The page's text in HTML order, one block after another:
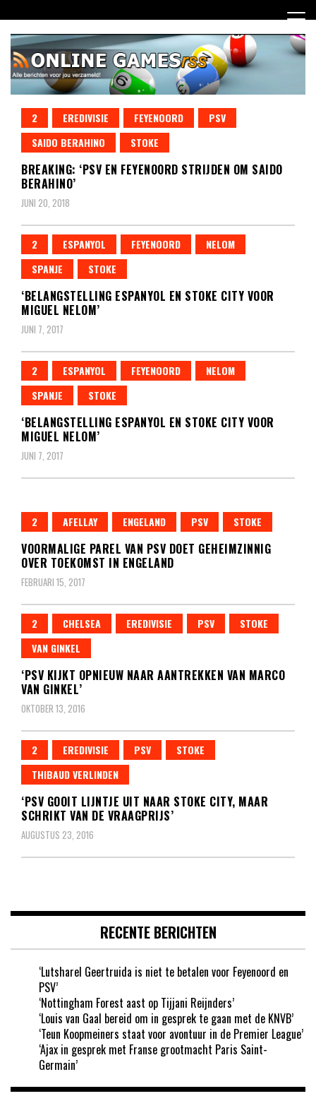
naar
inhoud
Online Games RSS
Dagelijks het laatste online games nieuws voor jou
verzameld
2 EREDIVISIE FEYENOORD
PSV
SAIDO BERAHINO
STOKE
BREAKING: ‘PSV EN FEYENOORD STRIJDEN OM SAIDO
BERAHINO’
JUNI 20, 2018
2 ESPANYOL FEYENOORD
NELOM
SPANJE
STOKE
‘BELANGSTELLING ESPANYOL EN STOKE CITY VOOR
MIGUEL NELOM’
JUNI 7, 2017
2 ESPANYOL FEYENOORD
NELOM
SPANJE
STOKE
‘BELANGSTELLING ESPANYOL EN STOKE CITY VOOR
MIGUEL NELOM’
JUNI 7, 2017
2 AFELLAY ENGELAND PSV STOKE
VOORMALIGE PAREL VAN PSV DOET GEHEIMZINNIG
OVER TOEKOMST IN ENGELAND
FEBRUARI 15, 2017
2 CHELSEA EREDIVISIE PSV
STOKE
VAN GINKEL
‘PSV KIJKT OPNIEUW NAAR AANTREKKEN VAN MARCO
VAN GINKEL’
OKTOBER 13, 2016
2 EREDIVISIE PSV
STOKE
THIBAUD VERLINDEN
‘PSV GOOIT LIJNTJE UIT NAAR STOKE CITY, MAAR
SCHRIKT VAN DE VRAAGPRIJS’
AUGUSTUS 23, 2016
RECENTE BERICHTEN
‘Lutsharel Geertruida is niet te betalen voor Feyenoord en
PSV’
‘Nottingham Forest aast op Tijjani Reijnders’
‘Louis van Gaal bereid om in gesprek te gaan met de KNVB’
‘Teun Koopmeiners staat voor avontuur in de Premier League’
‘Ajax in gesprek met Franse grootmacht Paris Saint-
Germain’